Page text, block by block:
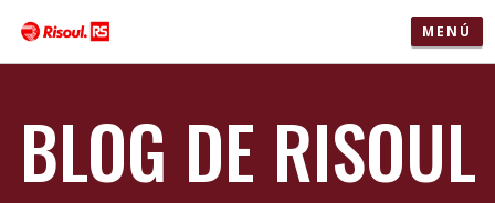
MENÚ
BLOG DE RISOUL